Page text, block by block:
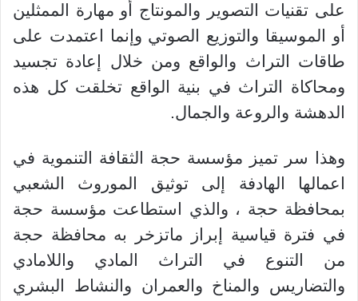
على تقنيات التصوير والمونتاج أو مهارة الممثلين
أو الموسيقا والتوزيع الصوتي وإنما اعتمدت على
طاقات التراث والواقع ومن خلال إعادة تجسيد
ومحاكاة التراث في بنية الواقع تخلقت كل هذه
الدهشة والروعة والجمال.
وهذا سر تميز مؤسسة حجة الثقافة التنموية في
اعمالها الهادفة إلى توثيق الموروث الشعبي
بمحافظة حجة ، والذي استطاعت مؤسسة حجة
في فترة قياسية إبراز ماتزخر به محافظة حجة
من التنوع في التراث المادي واللامادي
والتضاريس والمناخ والعمران والنشاط البشري